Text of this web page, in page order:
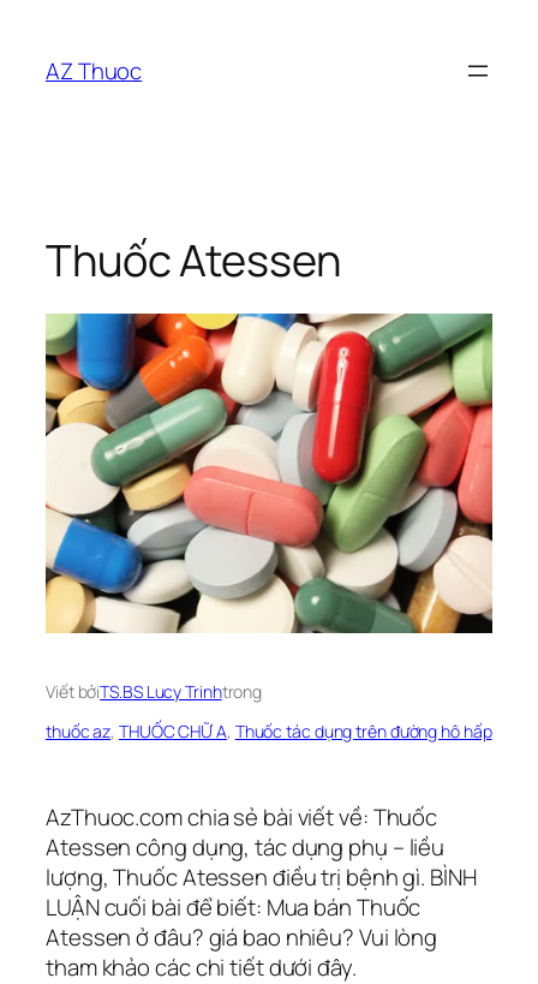
phầnAZ Thuoc
Thuốc Atessen
Viết bởiTS.BS Lucy Trinhtrong
thuốc az, THUỐC CHỮ A, Thuốc tác dụng trên đường hô hấp
AzThuoc.com chia sẻ bài viết về: Thuốc
Atessen công dụng, tác dụng phụ – liều
lượng, Thuốc Atessen điều trị bệnh gì. BÌNH
LUẬN cuối bài để biết: Mua bán Thuốc
Atessen ở đâu? giá bao nhiêu? Vui lòng
tham khảo các chi tiết dưới đây.